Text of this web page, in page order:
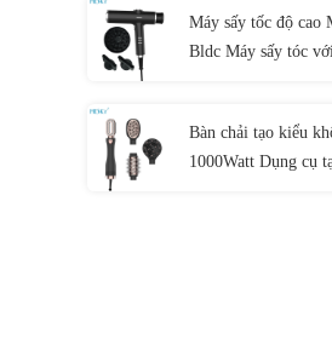
Máy sấy tốc độ cao
Bldc Máy sấy tóc
Bàn chải tạo kiểu
1000Watt Dụng cụ